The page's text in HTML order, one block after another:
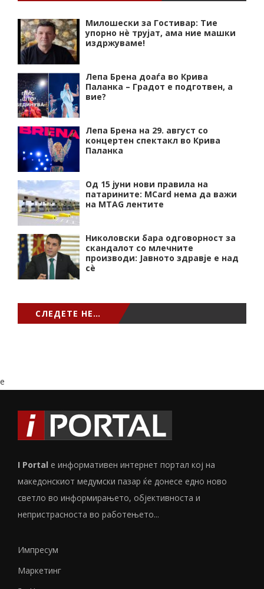
Милошески за Гостивар: Тие
упорно нѐ трујат, ама ние машки
издржуваме!
Лепа Брена доаѓа во Крива
Паланка – Градот е подготвен, а
вие?
Лепа Брена на 29. август со
концертен спектакл во Крива
Паланка
Од 15 јуни нови правила на
патарините: MCard нема да важи
на MTAG лентите
Николовски бара одговорност за
скандалот со млечните
производи: Јавното здравје е над
сѐ
СЛЕДЕТЕ НЕ…
e
I Portal е информативен интернет портал кој на
македонскиот медумски пазар ќе донесе едно ново
светло во информирањето, објективноста и
непристрасноста во работењето...
Импресум
Маркетинг